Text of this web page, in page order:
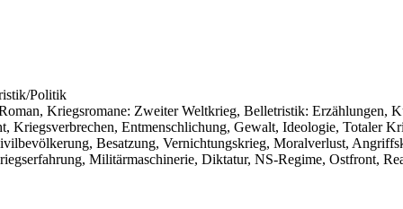
Politik
Kriegsromane: Zweiter Weltkrieg, Belletristik: Erzählungen,
Kriegsverbrechen, Entmenschlichung, Gewalt, Ideologie, Totaler
Besatzung, Vernichtungskrieg, Moralverlust,
Militärmaschinerie, Diktatur, NS-Regime, Ostfront,